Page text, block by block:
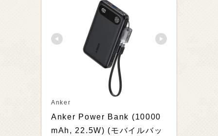
Anker
Anker Power Bank (10000
mAh, 22.5W) (モバイルバッ